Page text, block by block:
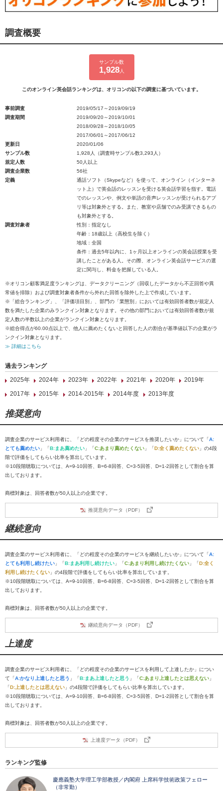
調査概要
サンプル数
1,928人
このオンライン英会話ランキングは、オリコンの以下の調査に基づいています。
事前調査
2019/05/17～2019/09/19
調査期間
2019/09/20～2019/10/01
2018/09/28～2018/10/05
2017/06/01～2017/06/12
更新日
2020/01/06
サンプル数
1,928人（調査時サンプル数3,293人）
規定人数
50人以上
調査企業数
56社
定義
通話ソフト（Skypeなど）を使って、オンライン（インターネ
ット上）で英会話のレッスンを受ける英会話学習を指す。電話
でのレッスンや、例文や単語の音声レッスンが受けられるアプ
リ等は対象外とする。また、教室や店舗でのみ受講できるもの
も対象外とする。
調査対象者
性別：指定なし
年齢：18歳以上（高校生を除く）
地域：全国
条件：過去5年以内に、1ヶ月以上オンラインの英会話授業を受
講したことがある人。その際、オンライン英会話サービスの選
定に関与し、料金を把握している人。
※オリコン顧客満足度ランキングは、データクリーニング（回収したデータから不正回答や異
常値を排除）および調査対象者条件から外れた回答を除外した上で作成しています。
※「総合ランキング」、「評価項目別」、部門の「業態別」においては有効回答者数が規定人
数を満たした企業のみランクイン対象となります。その他の部門においては有効回答者数が規
定人数の半数以上の企業がランクイン対象となります。
※総合得点が60.00点以上で、他人に薦めたくないと回答した人の割合が基準値以下の企業がラ
ンクイン対象となります。
≫ 詳細はこちら
過去ランキング
2025年
2024年 2023年 2022年 2021年 2020年
2019年
2017年
2015年 2014-2015年 2014年度 2013年度
推奨意向
調査企業のサービス利用者に、「どの程度その企業のサービスを推奨したいか」について「A:
とても薦めたい 」「B:まあ薦めたい 」「C:あまり薦めたくない 」「D:全く薦めたくない 」の4段
階で評価をしてもらい比率を算出しています。
※10段階聴取については、A=9-10回答、B=6-8回答、C=3-5回答、D=1-2回答として割合を算
出しております。
商標対象は、回答者数が50人以上の企業です。
推奨意向データ（PDF）
継続意向
調査企業のサービス利用者に、「どの程度その企業のサービスを継続したいか」について「A:
とても利用し続けたい 」「B:まあ利用し続けたい 」「C:あまり利用し続けたくない 」「D:全く
利用し続けたくない 」の4段階で評価をしてもらい比率を算出しています。
※10段階聴取については、A=9-10回答、B=6-8回答、C=3-5回答、D=1-2回答として割合を算
出しております。
商標対象は、回答者数が50人以上の企業です。
継続意向データ（PDF）
上達度
調査企業のサービス利用者に、「どの程度その企業のサービスを利用して上達したか」につい
て「A:かなり上達したと思う 」「B:まあ上達したと思う 」「C:あまり上達したとは思えない 」
「D:上達したとは思えない 」の4段階で評価をしてもらい比率を算出しています。
※10段階聴取については、A=9-10回答、B=6-8回答、C=3-5回答、D=1-2回答として割合を算
出しております。
商標対象は、回答者数が50人以上の企業です。
上達度データ（PDF）
ランキング監修
慶應義塾大学理工学部教授／内閣府 上席科学技術政策フェロー
（非常勤）